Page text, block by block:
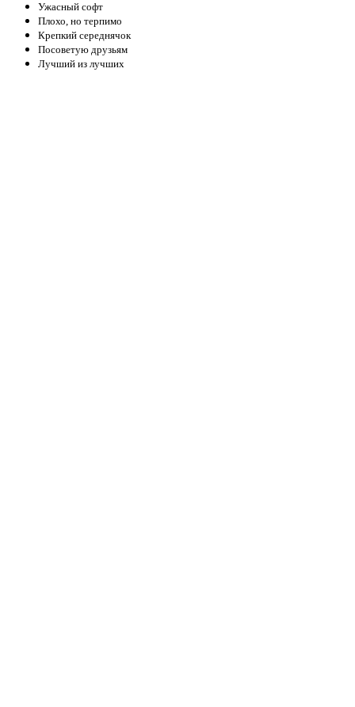
Ужасный софт
Плохо, но терпимо
Крепкий середнячок
Посоветую друзьям
Лучший из лучших